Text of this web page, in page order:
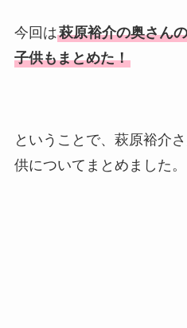
今回は萩原裕介の奥さん
子供もまとめた！
ということで、萩原裕介
供についてまとめました。